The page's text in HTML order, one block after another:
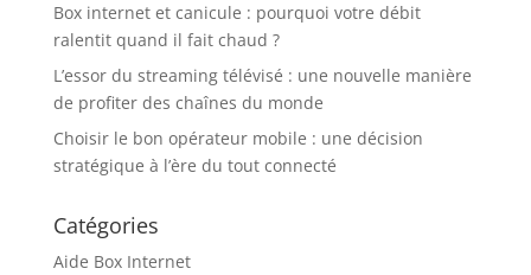
Box internet et canicule : pourquoi votre débit
ralentit quand il fait chaud ?
L’essor du streaming télévisé : une nouvelle manière
de profiter des chaînes du monde
Choisir le bon opérateur mobile : une décision
stratégique à l’ère du tout connecté
Catégories
Aide Box Internet